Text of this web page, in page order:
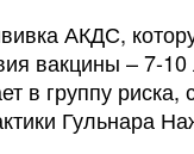
АКДС,
вакцины – 7-
в группу
Гульнара